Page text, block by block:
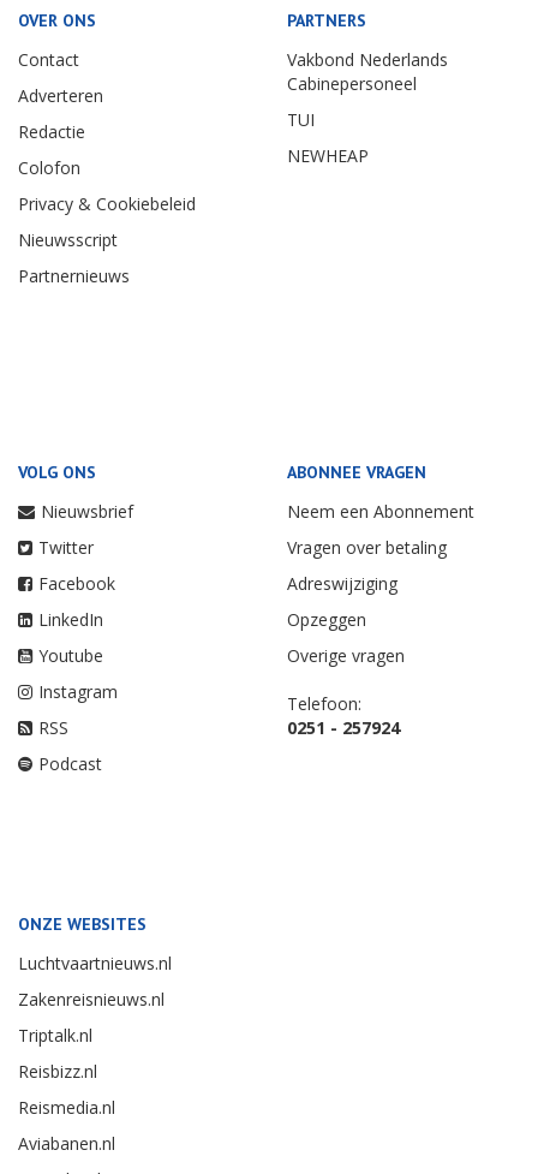
OVER ONS
Contact
Adverteren
Redactie
Colofon
Privacy & Cookiebeleid
Nieuwsscript
Partnernieuws
PARTNERS
Vakbond Nederlands
Cabinepersoneel
TUI
NEWHEAP
VOLG ONS
Nieuwsbrief
Twitter
Facebook
LinkedIn
Youtube
Instagram
RSS
Podcast
ABONNEE VRAGEN
Neem een Abonnement
Vragen over betaling
Adreswijziging
Opzeggen
Overige vragen
Telefoon:
0251 - 257924
ONZE WEBSITES
Luchtvaartnieuws.nl
Zakenreisnieuws.nl
Triptalk.nl
Reisbizz.nl
Reismedia.nl
Aviabanen.nl